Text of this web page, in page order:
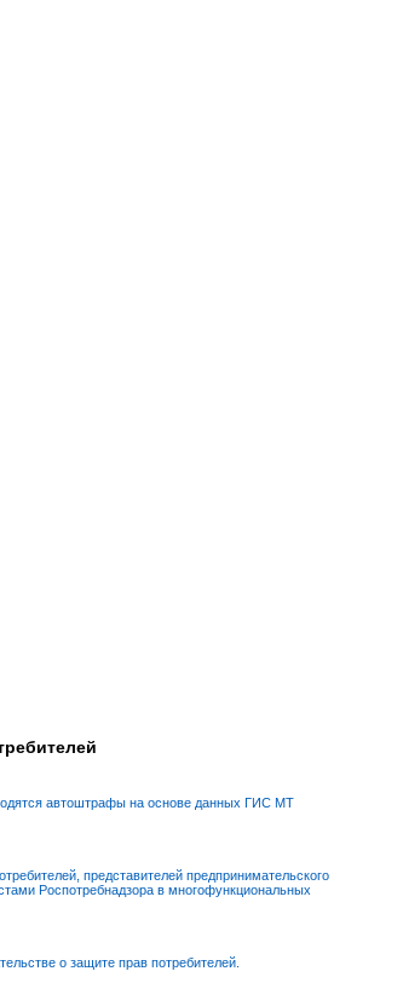
автоштрафы на основе данных ГИС МТ
представителей предпринимательского
Роспотребнадзора в многофункциональных
о защите прав потребителей.